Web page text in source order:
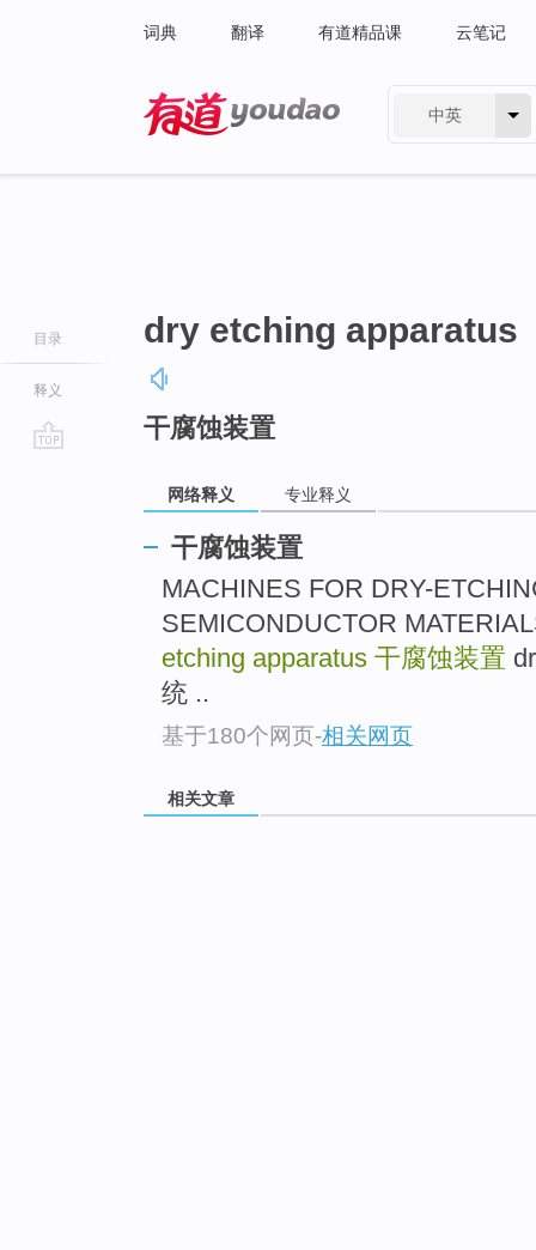
词典 翻译 有道精品课 云笔记
中英
目录
释义
dry etching apparatus
干腐蚀装置
网络释义 专业释义
干腐蚀装置
MACHINES FOR DRY-
SEMICONDUCTOR
etching apparatus 干腐蚀装置
统 ..
基于180个网页-相关网页
相关文章